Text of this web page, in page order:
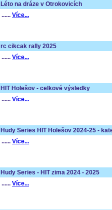
Léto na dráze v Otrokovicích
...... Více...
rc cikcak rally 2025
...... Více...
HIT Holešov - celkové výsledky
...... Více...
Hudy Series HIT Holešov 2024-25 -
...... Více...
Hudy Series - HIT zima 2024 - 2025
...... Více...